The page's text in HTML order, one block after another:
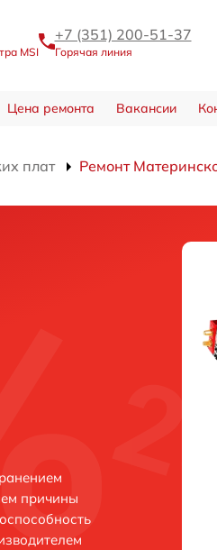
MSI
+7 (351) 200-51-37
Горячая линия
Цена ремонта Вакансии
плат Ремонт
причины